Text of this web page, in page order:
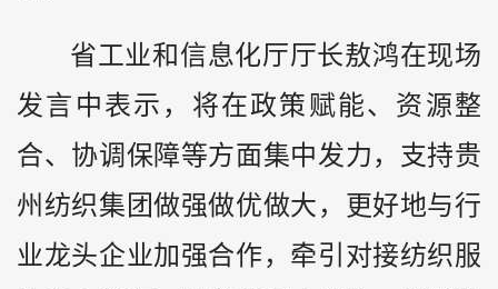
省工业和信息化厅厅长敖鸿在现场
发言中表示，将在政策赋能、资源整
合、协调保障等方面集中发力，支持贵
州纺织集团做强做优做大，更好地与行
业龙头企业加强合作，牵引对接纺织服